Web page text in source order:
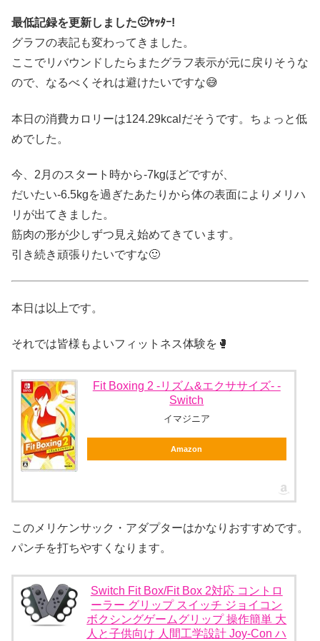
最低記録を更新しました🙂ﾔｯﾀｰ!
グラフの表記も変わってきました。
ここでリバウンドしたらまたグラフ表示が元に戻りそうな
ので、なるべくそれは避けたいですな😅
本日の消費カロリーは124.29kcalだそうです。ちょっと低
めでした。
今、2月のスタート時から-7kgほどですが、
だいたい-6.5kgを過ぎたあたりから体の表面によりメリハ
リが出てきました。
筋肉の形が少しずつ見え始めてきています。
引き続き頑張りたいですな🙂
本日は以上です。
それでは皆様もよいフィットネス体験を🥊
Fit Boxing 2 -リズム&エクササイズ- -
Switch
イマジニア
Amazon
このメリケンサック・アダプターはかなりおすすめです。
パンチを打ちやすくなります。
Switch Fit Box/Fit Box 2対応 コントロ
ーラー グリップ スイッチ ジョイコン
ボクシングゲームグリップ 操作簡単 大
人と子供向け 人間工学設計 Joy-Con ハ